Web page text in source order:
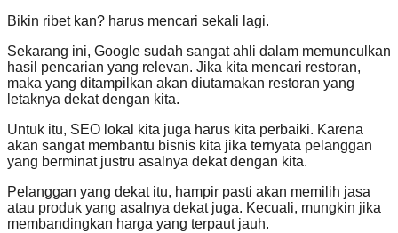
Bikin ribet kan? harus mencari sekali lagi.
Sekarang ini, Google sudah sangat ahli dalam memunculkan
hasil pencarian yang relevan. Jika kita mencari restoran,
maka yang ditampilkan akan diutamakan restoran yang
letaknya dekat dengan kita.
Untuk itu, SEO lokal kita juga harus kita perbaiki. Karena
akan sangat membantu bisnis kita jika ternyata pelanggan
yang berminat justru asalnya dekat dengan kita.
Pelanggan yang dekat itu, hampir pasti akan memilih jasa
atau produk yang asalnya dekat juga. Kecuali, mungkin jika
membandingkan harga yang terpaut jauh.